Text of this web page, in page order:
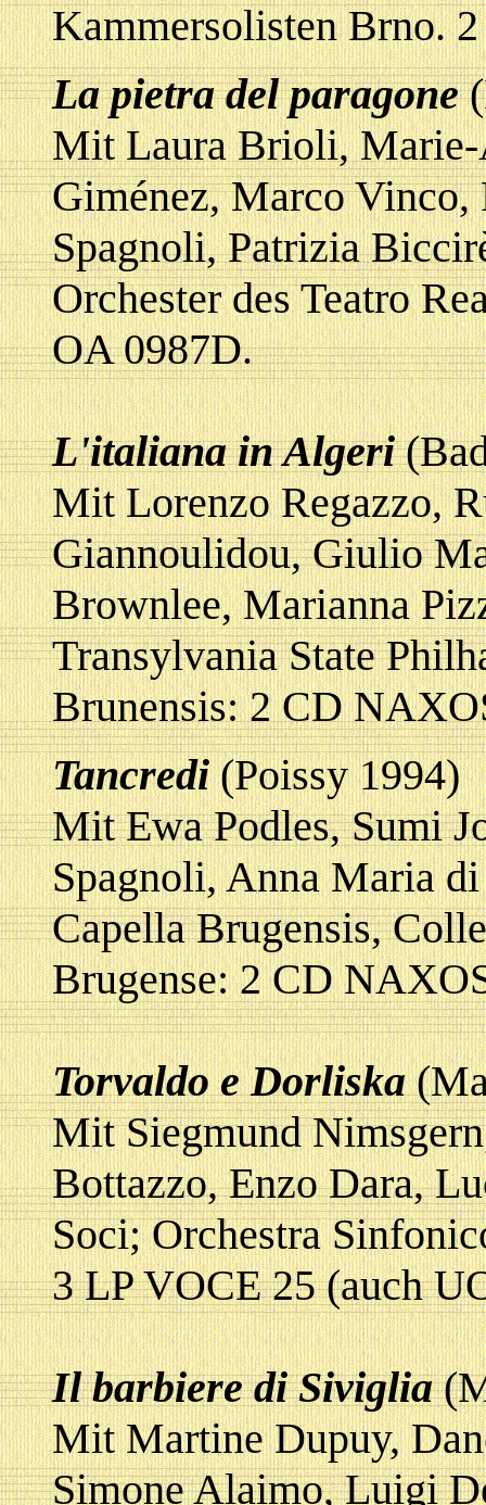
Kammersolisten Brno.
La pietra del paragone
Mit Laura Brioli, Marie-
Giménez, Marco Vinco,
Spagnoli, Patrizia
Orchester des Teatro
OA 0987D.
L'italiana in Algeri
Mit Lorenzo Regazzo,
Giannoulidou, Giulio
Brownlee, Marianna
Transylvania State
Brunensis: 2 CD
Tancredi(Poissy 1994)
Mit Ewa Podles, Sumi
Spagnoli, Anna Maria
Capella Brugensis,
Brugense: 2 CD
Torvaldo e Dorliska
Mit Siegmund
Bottazzo, Enzo Dara,
Soci; Orchestra
3 LP VOCE 25 (auch
Il barbiere di Siviglia
Mit Martine Dupuy,
Simone Alaimo, Luigi